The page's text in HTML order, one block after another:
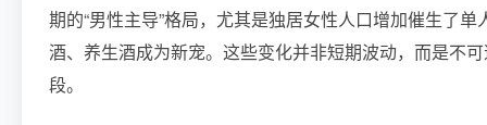
期的“男性主导”格局，尤其是独居女性人口增加催生了
酒、养生酒成为新宠。这些变化并非短期波动，而是不
段。